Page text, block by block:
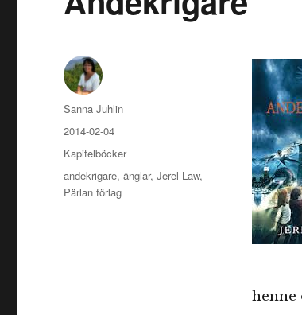
henne
Författare
Sanna Juhlin
Publicerat
den
2014-02-04
Kategorier
Kapitelböcker
Etiketter
andekrigare,änglar,Jerel Law,
Pärlan förlag